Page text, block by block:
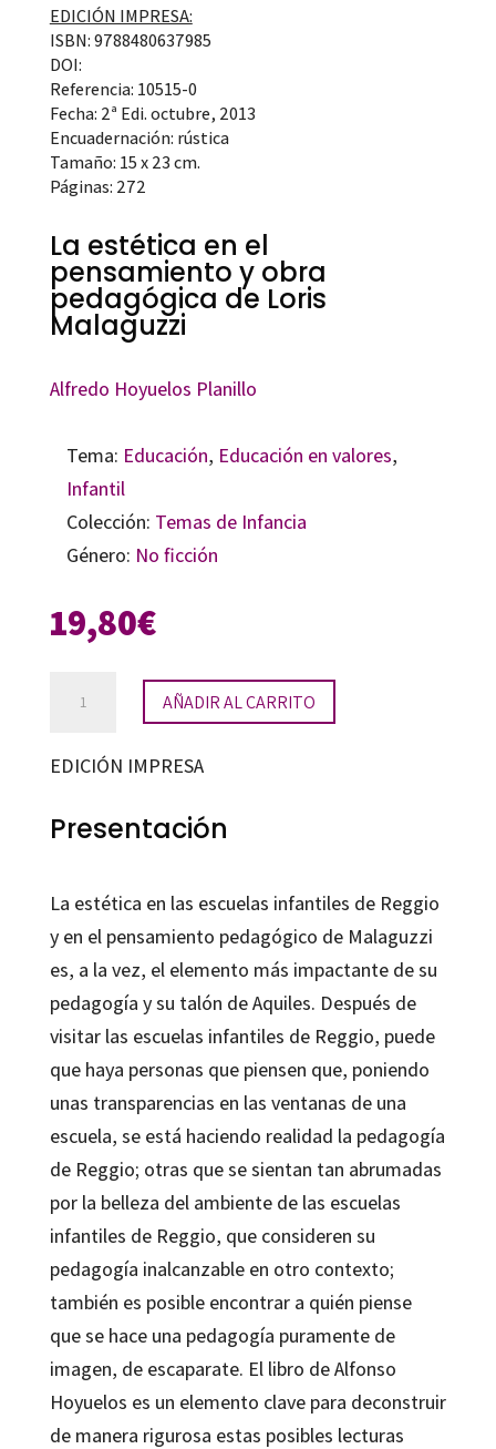
EDICIÓN IMPRESA:
ISBN: 9788480637985
DOI:
Referencia: 10515-0
Fecha: 2ª Edi. octubre, 2013
Encuadernación: rústica
Tamaño: 15 x 23 cm.
Páginas: 272
La estética en el
pensamiento y obra
pedagógica de Loris
Malaguzzi
Alfredo Hoyuelos Planillo
Tema: Educación, Educación en valores,
Infantil
Colección: Temas de Infancia
Género: No ficción
19,80€
pensamiento
pedagógica
de
Loris
Malaguzzi
cantidad
AÑADIR AL CARRITO
EDICIÓN IMPRESA
Presentación
La estética en las escuelas infantiles de Reggio
y en el pensamiento pedagógico de Malaguzzi
es, a la vez, el elemento más impactante de su
pedagogía y su talón de Aquiles. Después de
visitar las escuelas infantiles de Reggio, puede
que haya personas que piensen que, poniendo
unas transparencias en las ventanas de una
escuela, se está haciendo realidad la pedagogía
de Reggio; otras que se sientan tan abrumadas
por la belleza del ambiente de las escuelas
infantiles de Reggio, que consideren su
pedagogía inalcanzable en otro contexto;
también es posible encontrar a quién piense
que se hace una pedagogía puramente de
imagen, de escaparate. El libro de Alfonso
Hoyuelos es un elemento clave para deconstruir
de manera rigurosa estas posibles lecturas